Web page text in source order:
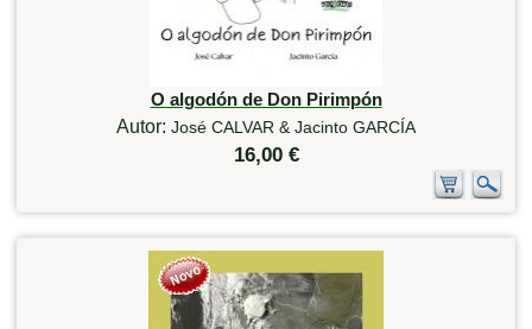
O algodón de Don Pirimpón
Autor: José CALVAR & Jacinto GARCÍA
16,00 €